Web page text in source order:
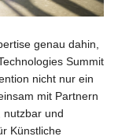
genau dahin,
Summit
nicht nur ein
mit Partnern
nutzbar und
Künstliche